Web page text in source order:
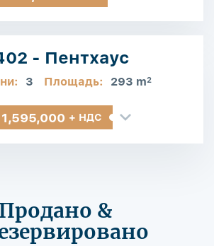
- Пентхаус
3 Площадь: 293 m2
+ НДС
Продано &